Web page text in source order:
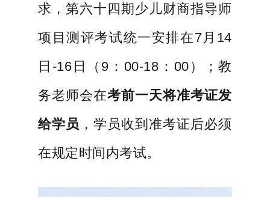
求，第六十四期少儿财商指导师
项目测评考试统一安排在7月14
日-16日
（9：00-18：00） ； 教
务老师会在考前一天将准考证发
给学员 ，学员收到准考证后必须
在规定时间内考试。